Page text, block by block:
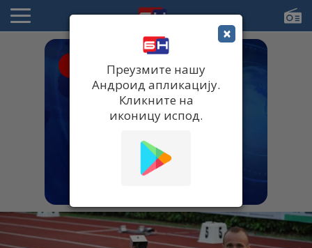
×
Преузмите нашу
Андроид апликацију.
Кликните на
иконицу испод.